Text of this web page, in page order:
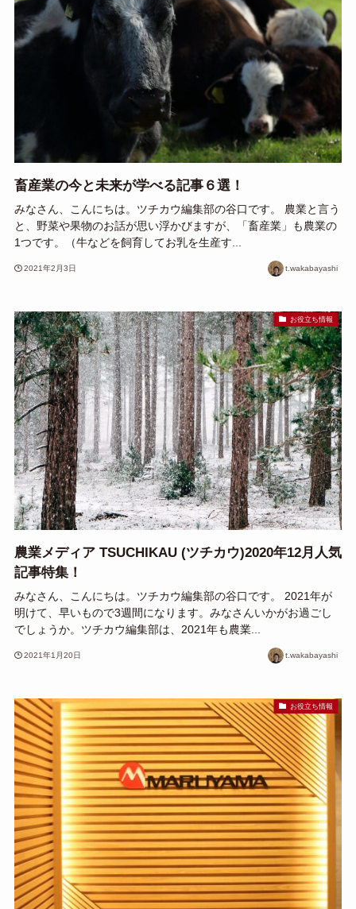
畜産業の今と未来が学べる記事６選！
みなさん、こんにちは。ツチカウ編集部の谷口です。 農業と言う
と、野菜や果物のお話が思い浮かびますが、「畜産業」も農業の
1つです。（牛などを飼育してお乳を生産す...
2021年2月3日 t.wakabayashi
お役立ち情報
農業メディア TSUCHIKAU (ツチカウ)2020年12月人気
記事特集！
みなさん、こんにちは。ツチカウ編集部の谷口です。 2021年が
明けて、早いもので3週間になります。みなさんいかがお過ごし
でしょうか。ツチカウ編集部は、2021年も農業...
2021年1月20日 t.wakabayashi
お役立ち情報